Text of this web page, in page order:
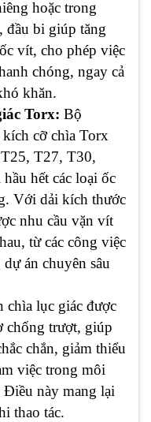
hoặc trong
đầu bi giúp tăng
vít, cho phép việc
chóng, ngay cả
khăn.
Torx: Bộ
cỡ chìa Torx
T27, T30,
hết các loại ốc
Với dải kích thước
nhu cầu vặn vít
từ các công việc
án chuyên sâu
chìa lục giác được
chống trượt, giúp
chắn, giảm thiểu
việc trong môi
Điều này mang lại
thao tác.